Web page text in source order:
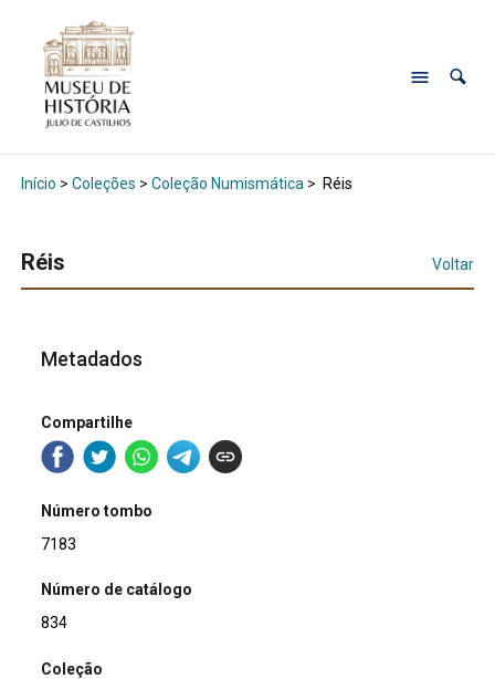
Início > Coleções > Coleção Numismática > Réis
Réis Voltar
Metadados
Compartilhe
Número tombo
7183
Número de catálogo
834
Coleção